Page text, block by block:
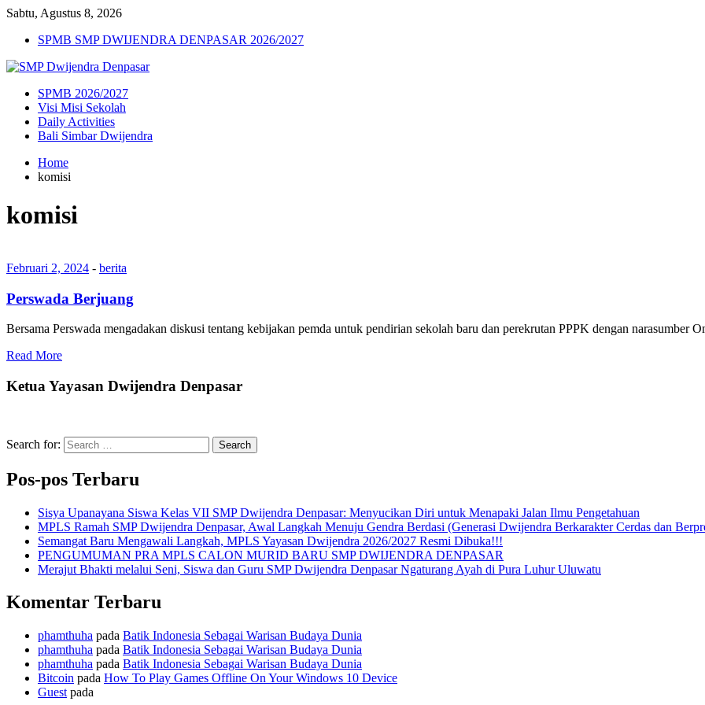
Sabtu, Agustus 8, 2026
SPMB SMP DWIJENDRA DENPASAR 2026/2027
SPMB 2026/2027
Visi Misi Sekolah
Daily Activities
Bali Simbar Dwijendra
Home
komisi
komisi
Februari 2, 2024 - berita
Perswada Berjuang
Bersama Perswada mengadakan diskusi tentang kebijakan pemda untuk pendirian sekolah baru dan perekrutan PPPK dengan
Read More
Ketua Yayasan Dwijendra Denpasar
Search for: Search
Pos-pos Terbaru
Sisya Upanayana Siswa Kelas VII SMP Dwijendra Denpasar: Menyucikan Diri untuk Menapaki Jalan Ilmu Pengetahuan
MPLS Ramah SMP Dwijendra Denpasar, Awal Langkah Menuju Gendra Berdasi (Generasi Dwijendra Berkarakter Cerdas dan
Semangat Baru Mengawali Langkah, MPLS Yayasan Dwijendra 2026/2027 Resmi Dibuka!!!
PENGUMUMAN PRA MPLS CALON MURID BARU SMP DWIJENDRA DENPASAR
Merajut Bhakti melalui Seni, Siswa dan Guru SMP Dwijendra Denpasar Ngaturang Ayah di Pura Luhur Uluwatu
Komentar Terbaru
phamthuha pada Batik Indonesia Sebagai Warisan Budaya Dunia
phamthuha pada Batik Indonesia Sebagai Warisan Budaya Dunia
phamthuha pada Batik Indonesia Sebagai Warisan Budaya Dunia
Bitcoin pada How To Play Games Offline On Your Windows 10 Device
Guest pada